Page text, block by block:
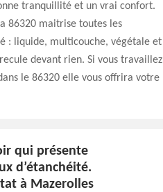
tranquillité et un vrai confort.
86320 maitrise toutes les
: liquide, multicouche, végétale et
devant rien. Si vous travaillez
le 86320 elle vous offrira votre
qui présente
d’étanchéité.
à Mazerolles